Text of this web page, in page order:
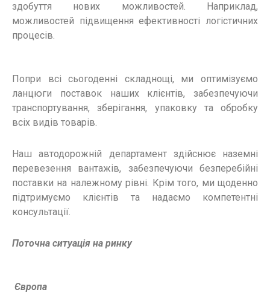
здобуття нових можливостей. Наприклад,
можливостей підвищення ефективності логістичних
процесів.
Попри всі сьогоденні складнощі, ми оптимізуємо
ланцюги поставок наших клієнтів, забезпечуючи
транспортування, зберігання, упаковку та обробку
всіх видів товарів.
Наш автодорожній департамент здійснює наземні
перевезення вантажів, забезпечуючи безперебійні
поставки на належному рівні. Крім того, ми щоденно
підтримуємо клієнтів та надаємо компетентні
консультації.
Поточна ситуація на ринку
Європа